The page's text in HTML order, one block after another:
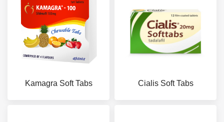
Kamagra Soft Tabs Cialis Soft Tabs